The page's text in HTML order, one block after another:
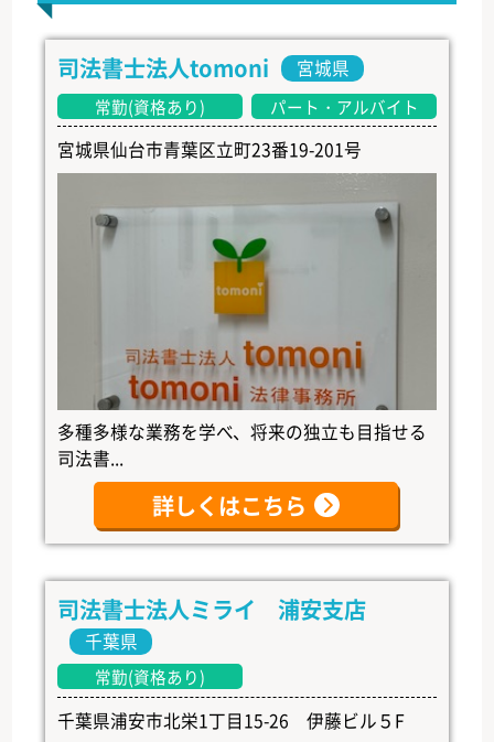
司法書士法人tomoni 宮城県
常勤(資格あり) パート・アルバイト
宮城県仙台市青葉区立町23番19-201号
多種多様な業務を学べ、将来の独立も目指せる
司法書...
詳しくはこちら
司法書士法人ミライ 浦安支店
千葉県
常勤(資格あり)
千葉県浦安市北栄1丁目15-26 伊藤ビル５F